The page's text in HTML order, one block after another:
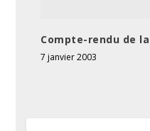
Compte-rendu de
7 janvier 2003